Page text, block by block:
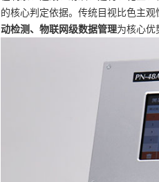
的核心判定依据。传统目视比色主观
动检测、物联网级数据管理为核心优